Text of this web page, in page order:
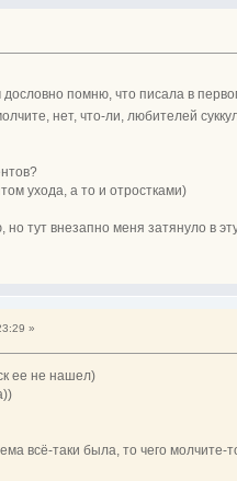
помню, что писала в
нет, что-ли, любителей
ухода, а то и отростками)
тут внезапно меня затянуло в
»
ее не нашел)
всё-таки была, то чего молчите-